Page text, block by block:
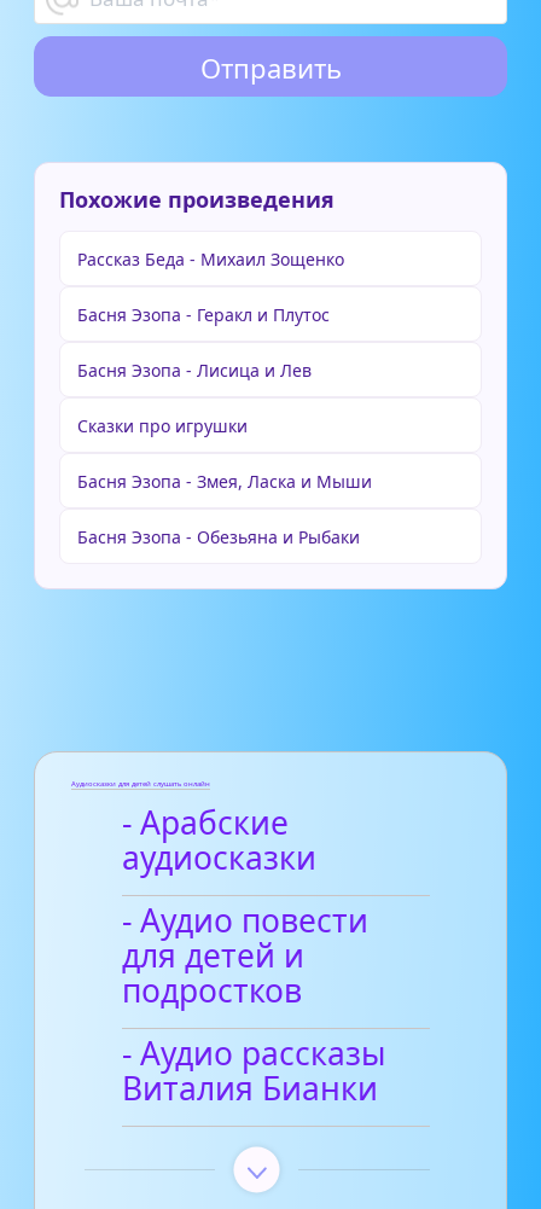
Похожие произведения
Рассказ Беда - Михаил Зощенко
Басня Эзопа - Геракл и Плутос
Басня Эзопа - Лисица и Лев
Сказки про игрушки
Басня Эзопа - Змея, Ласка и Мыши
Басня Эзопа - Обезьяна и Рыбаки
Аудиосказки для детей слушать онлайн
- Арабские
аудиосказки
- Аудио повести
для детей и
подростков
- Аудио рассказы
Виталия Бианки